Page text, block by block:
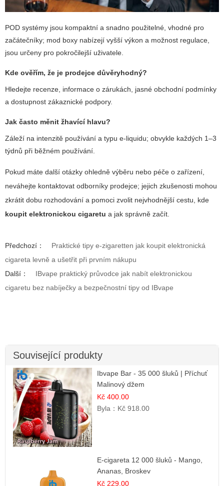
POD systémy jsou kompaktní a snadno použitelné, vhodné pro
začátečníky; mod boxy nabízejí vyšší výkon a možnost regulace,
jsou určeny pro pokročilejší uživatele.
Kde ověřím, že je prodejce důvěryhodný?
Hledejte recenze, informace o zárukách, jasné obchodní podmínky
a dostupnost zákaznické podpory.
Jak často měnit žhavící hlavu?
Záleží na intenzitě používání a typu e-liquidu; obvykle každých 1–3
týdnů při běžném používání.
Pokud máte další otázky ohledně výběru nebo péče o zařízení,
neváhejte kontaktovat odborníky prodejce; jejich zkušenosti mohou
zkrátit dobu rozhodování a pomoci zvolit nejvhodnější cestu, kde
koupit elektronickou cigaretu a jak správně začít.
Předchozí：
Praktické tipy e-zigaretten jak koupit elektronická
cigareta levně a ušetřit při prvním nákupu
Další：
IBvape praktický průvodce jak nabít elektronickou
cigaretu bez nabíječky a bezpečnostní tipy od IBvape
Související produkty
Ibvape Bar - 35 000 šluků | Příchuť
Malinový džem
Kč 400.00
Byla： Kč 918.00
E-cigareta 12 000 šluků - Mango,
Ananas, Broskev
Kč 229.00